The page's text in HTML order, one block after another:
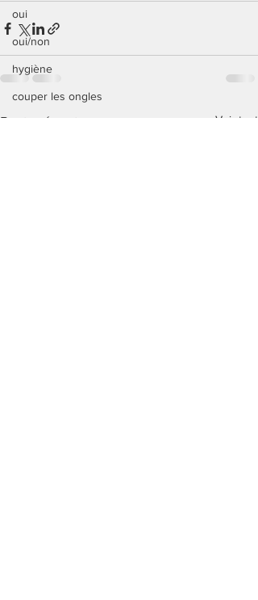
oui
oui/non
hygiène
couper les ongles
Posts récents Voir tout